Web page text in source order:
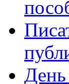
День